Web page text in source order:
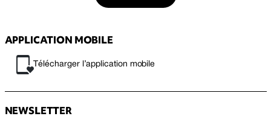
APPLICATION MOBILE
Télécharger l’application mobile
NEWSLETTER